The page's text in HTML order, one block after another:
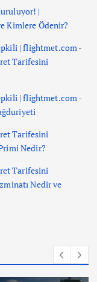
|
Kimlere Ödenir?
| flightmet.com-
Tarifesini
| flightmet.com-
Tarifesini
Nedir?
Tarifesini
Nedir ve